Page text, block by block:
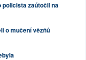
policista zaútočil na
o mučení vězňů